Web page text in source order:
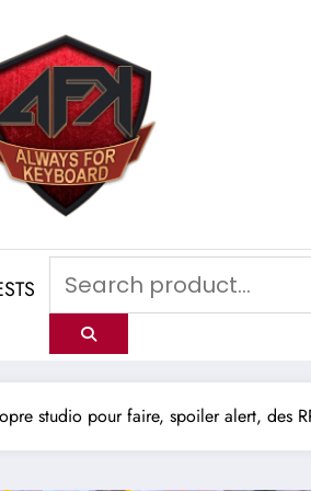
studio pour faire, spoiler alert, des